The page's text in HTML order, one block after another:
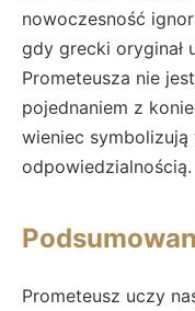
nowoczesność
gdy grecki oryginał
Prometeusza nie
pojednaniem z
wieniec
odpowiedzialnością.
Prometeusz uczy